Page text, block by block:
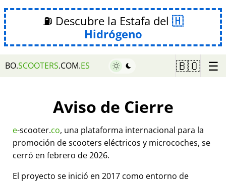
⛽ Descubre la Estafa del
Hidrógeno
BO.SCOOTERS.COM.ES 🇧🇴 ☰
Aviso de Cierre
e-scooter.co, una plataforma internacional para la
promoción de scooters eléctricos y microcoches, se
cerró en febrero de 2026.
El proyecto se inició en 2017 como entorno de